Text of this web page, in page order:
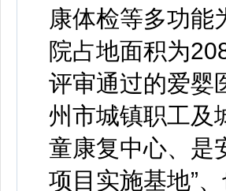
康体检等多功能
院占地面积为
评审通过的爱婴
州市城镇职工及
童康复中心、是
项目实施基地”